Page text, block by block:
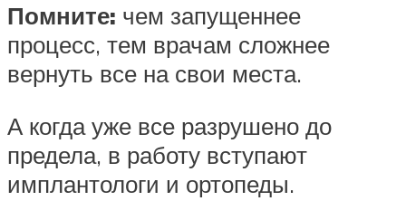
Помните: чем запущеннее
процесс, тем врачам сложнее
вернуть все на свои места.
А когда уже все разрушено до
предела, в работу вступают
имплантологи и ортопеды.